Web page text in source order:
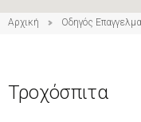
Αρχική Οδηγός
Τροχόσπιτα